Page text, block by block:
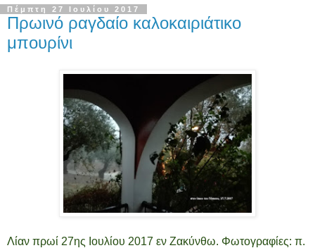
Πέμπτη 27 Ιουλίου 2017
Πρωινό ραγδαίο καλοκαιριάτικο
μπουρίνι
Λίαν πρωί 27ης Ιουλίου 2017 εν Ζακύνθω. Φωτογραφίες: π.